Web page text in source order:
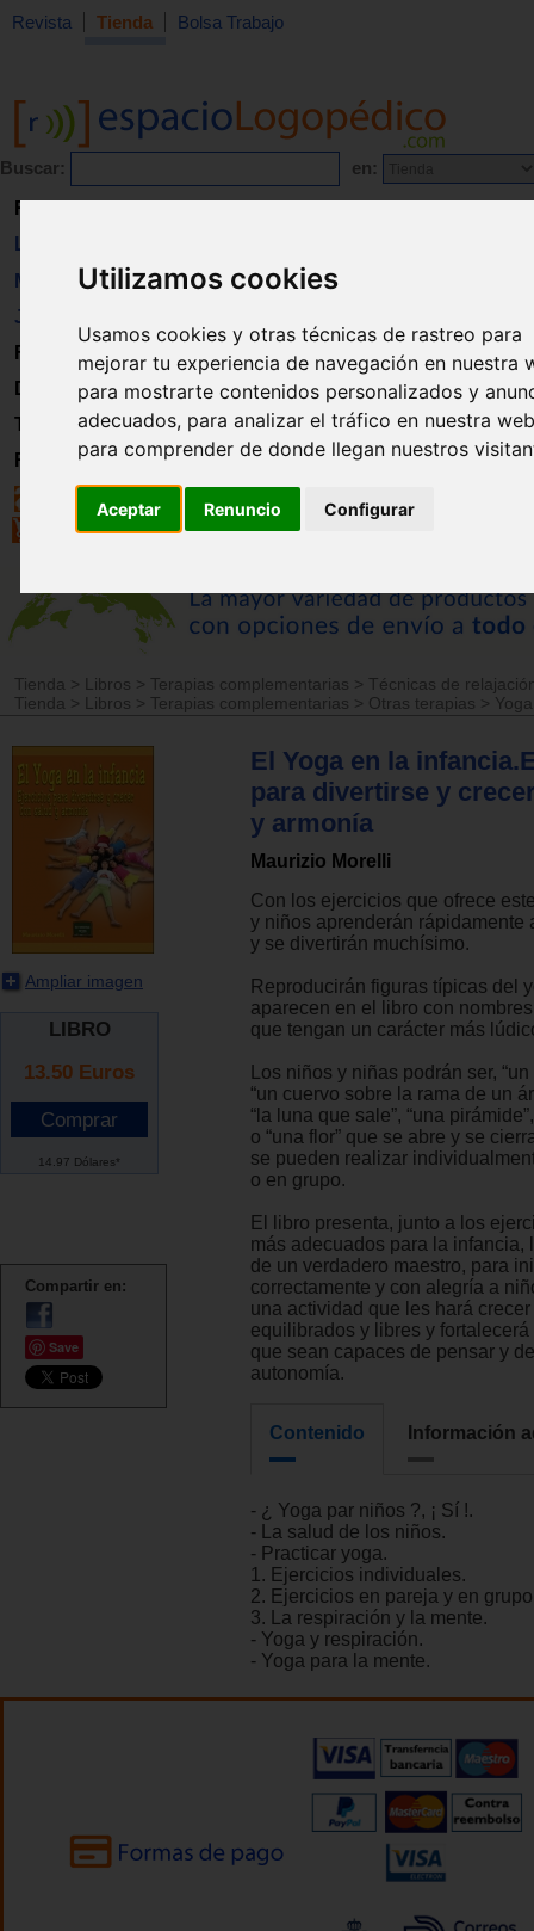
Utilizamos cookies
Usamos cookies y otras técnicas de rastreo para
mejorar tu experiencia de navegación en nuestra
para mostrarte contenidos personalizados y
adecuados, para analizar el tráfico en nuestra
para comprender de donde llegan nuestros
Aceptar Renuncio Configurar
Revista Tienda Bolsa Trabajo
Buscar: en:
Revista
Libros
Material
Juguetes
Formación
Directorio
Trabajo
Registro
Tienda > Libros > Terapias complementarias > Técnicas de
Tienda
> Libros > Terapias complementarias > Otras terapias > Yoga
Ampliar imagen
LIBRO
13.50 Euros
14.97 Dólares*
Compartir en:
Save
El Yoga en la
para divertirse y
y armonía
Maurizio Morelli
Con los ejercicios que ofrece
y niños aprenderán rápidamente
y se divertirán muchísimo.
Reproducirán figuras típicas del
aparecen en el libro con
que tengan un carácter más
Los niños y niñas podrán ser,
“un cuervo sobre la rama de un
“la luna que sale”, “una
o “una flor” que se abre y se
se pueden realizar
o en grupo.
El libro presenta, junto a los
más adecuados para la infancia,
de un verdadero maestro, para
correctamente y con alegría a
una actividad que les hará
equilibrados y libres y
que sean capaces de pensar y
autonomía.
Contenido Información
- ¿ Yoga par niños ?, ¡ Sí !.
- La salud de los niños.
- Practicar yoga.
1. Ejercicios individuales.
2. Ejercicios en pareja y en
3. La respiración y la mente.
- Yoga y respiración.
- Yoga para la mente.